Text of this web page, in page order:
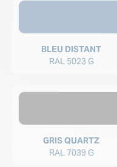
BLEU DISTANT
RAL 5023 G
GRIS QUARTZ
RAL 7039 G